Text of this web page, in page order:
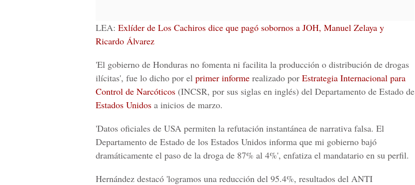
LEA: Exlíder de Los Cachiros dice que pagó sobornos a JOH, Manuel Zelaya y
Ricardo Álvarez
'El gobierno de Honduras no fomenta ni facilita la producción o distribución de drogas
ilícitas', fue lo dicho por el primer informe realizado por Estrategia Internacional para
Control de Narcóticos (INCSR, por sus siglas en inglés) del Departamento de Estado de
Estados Unidos a inicios de marzo.
'Datos oficiales de USA permiten la refutación instantánea de narrativa falsa. El
Departamento de Estado de los Estados Unidos informa que mi gobierno bajó
dramáticamente el paso de la droga de 87% al 4%', enfatiza el mandatario en su perfil.
Hernández destacó 'logramos una reducción del 95.4%, resultados del ANTI